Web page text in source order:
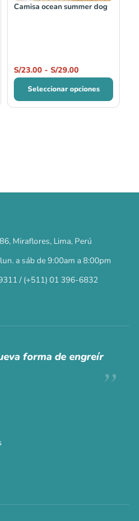
Camisa ocean summer dog
S/23.00 - S/29.00
Seleccionar opciones
HORAS MIN SEG
✕
raros.
promos 🐾
Miraflores, Lima, Perú
a sáb de 9:00am a 8:00pm
/ (+511) 01 396-6832
forma de engreír